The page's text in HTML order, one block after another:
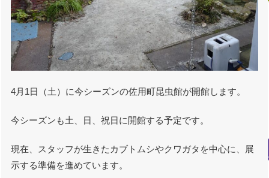
4月1日（土）に今シーズンの佐用町昆虫館が開館します。
今シーズンも土、日、祝日に開館する予定です。
現在、スタッフが生きたカブトムシやクワガタを中心に、展
示する準備を進めています。